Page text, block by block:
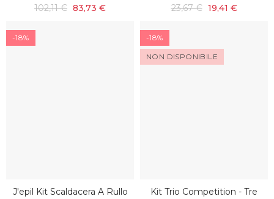
102,11 € 83,73 €
23,67 € 19,41 €
-18%
AGGIUNGI AL CARRELLO
J'epil Kit Scaldacera A Rullo
-18%
NON DISPONIBILE
SCOPRI
Kit Trio Competition - Tre